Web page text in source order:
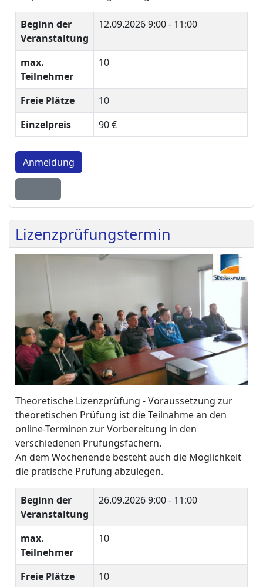
Beginn der
Veranstaltung
12.09.20269:00 - 11:00
max.
Teilnehmer
10
Freie Plätze
10
Einzelpreis
90 €
Anmeldung
Lizenzprüfungstermin
Theoretische Lizenzprüfung - Voraussetzung zur
theoretischen Prüfung ist die Teilnahme an den
online-Terminen zur Vorbereitung in den
verschiedenen Prüfungsfächern.
An dem Wochenende besteht auch die Möglichkeit
die pratische Prüfung abzulegen.
Beginn der
Veranstaltung
26.09.20269:00 - 11:00
max.
Teilnehmer
10
Freie Plätze
10